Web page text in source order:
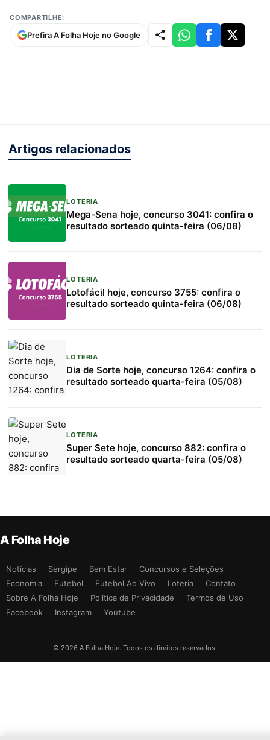
COMPARTILHE:
Prefira A Folha Hoje no Google
Artigos relacionados
LOTERIA
Mega-Sena hoje, concurso 3041: confira o
resultado sorteado quinta-feira (06/08)
LOTERIA
Lotofácil hoje, concurso 3755: confira o
resultado sorteado quinta-feira (06/08)
LOTERIA
Dia de Sorte hoje, concurso 1264: confira o
resultado sorteado quarta-feira (05/08)
LOTERIA
Super Sete hoje, concurso 882: confira o
resultado sorteado quarta-feira (05/08)
A Folha Hoje
Notícias Sergipe Bem Estar
Concursos e Seleções
Economia
Futebol Futebol Ao Vivo Loteria
Contato
Sobre A Folha Hoje
Política de Privacidade
Termos de Uso
Facebook
Instagram Youtube
© 2026 A Folha Hoje. Todos os direitos reservados.